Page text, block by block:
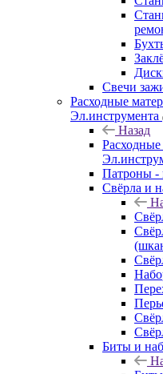
Свечи
Расходные
Эл.инструмента
Назад
Расходные
Патроны -
Свёрла и
Биты и